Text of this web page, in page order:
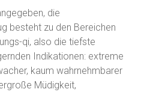
die
besteht zu den Bereichen
qi, also die tiefste
Indikationen: extreme
kaum wahrnehmbarer
Müdigkeit,